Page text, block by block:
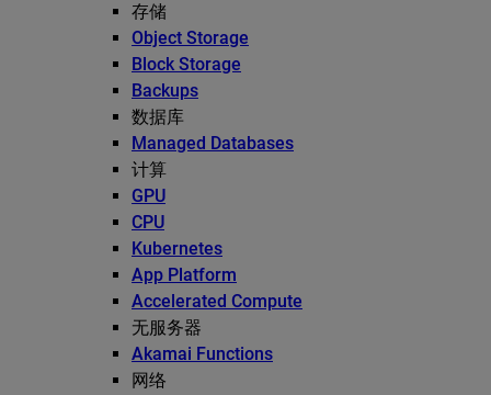
存储
Object Storage
Block Storage
Backups
数据库
Managed Databases
计算
GPU
CPU
Kubernetes
App Platform
Accelerated Compute
无服务器
Akamai Functions
网络